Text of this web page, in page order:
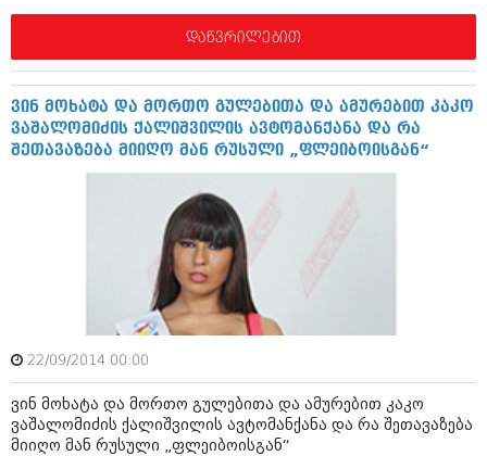
ოქტომბერი 2017 (231)
სექტემბერი 2017 (261)
აგვისტო 2017 (212)
ივნისი 2017 (265)
მაისი 2017 (216)
აპრილი 2017 (220)
იანვარი 2017 (246)
დეკემბერი 2016 (207)
ნოემბერი 2016 (207)
ოქტომბერი 2016 (257)
სექტემბერი 2016 (224)
აგვისტო 2016 (258)
ივლისი 2016 (211)
ივნისი 2016 (221)
მაისი 2016 (261)
აპრილი 2016 (215)
მარტი 2016 (200)
თებერვალი 2016 (250)
დაწვრილებით
ვინ მოხატა და მორთო გულებითა და ამურებით კაკო
ვაშალომიძის ქალიშვილის ავტომანქანა და რა
შეთავაზება მიიღო მან რუსული „ფლეიბოისგან“
22/09/2014 00:00
ვინ მოხატა და მორთო გულებითა და ამურებით კაკო
ვაშალომიძის ქალიშვილის ავტომანქანა და რა შეთავაზება
მიიღო მან რუსული „ფლეიბოისგან“